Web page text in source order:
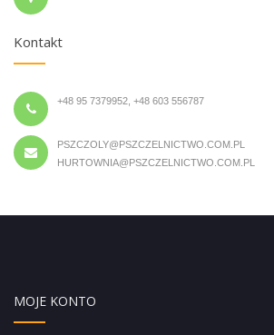
Kontakt
+48 95 7379952, +48 603 556787
PSZCZOLY@PSZCZELNICTWO.COM.PL
HURTOWNIA@PSZCZELNICTWO.COM.PL
MOJE KONTO